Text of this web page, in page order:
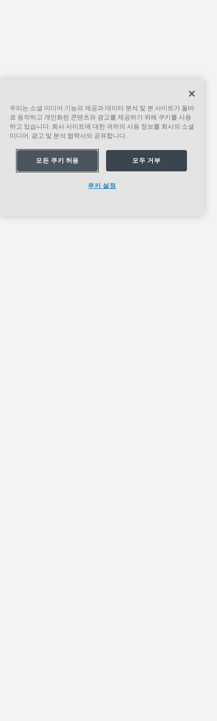
우리는 소셜 미디어 기능의 제공과 데이터 분석 및 본 사이트가 올바
로 동작하고 개인화된 콘텐츠와 광고를 제공하기 위해 쿠키를 사용
하고 있습니다. 회사 사이트에 대한 귀하의 사용 정보를 회사의 소셜
미디어, 광고 및 분석 협력사와 공유합니다.
모든 쿠키 허용 모두 거부
쿠키 설정